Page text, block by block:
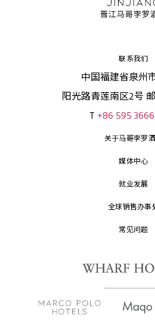
联系我们
中国福建省泉州
阳光路青莲南区2号
T +86 595
关于马哥孛罗
媒体中心
就业发展
全球销售办事
常见问题